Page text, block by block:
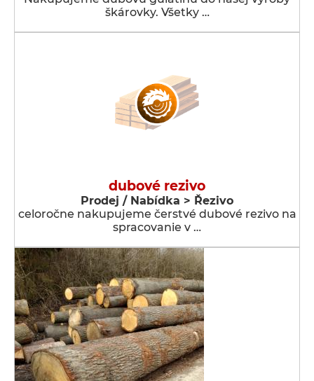
škárovky. Všetky …
dubové rezivo
Prodej / Nabídka > Řezivo
celoročne nakupujeme čerstvé dubové rezivo na
spracovanie v …